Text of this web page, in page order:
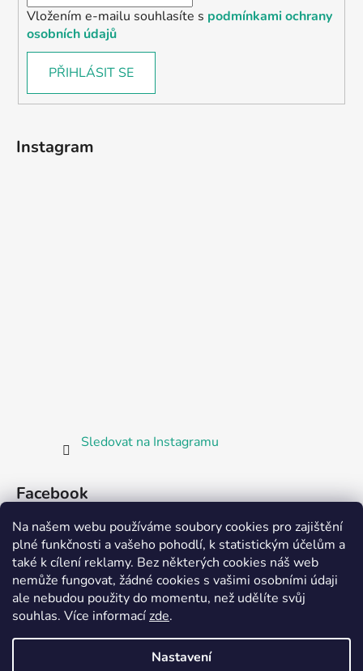
Na našem webu používáme soubory cookies pro zajištění
plné funkčnosti a vašeho pohodlí, k statistickým účelům a
také k cílení reklamy. Bez některých cookies náš web
nemůže fungovat, žádné cookies s vašimi osobními údaji
ale nebudou použity do momentu, než udělíte svůj
souhlas. Více informacízde.
Nastavení
Vložením e-mailu souhlasíte s podmínkami ochrany
osobních údajů
PŘIHLÁSIT SE
Instagram
Sledovat na Instagramu
Facebook
Partnerská prodejna Barefoot Plzeň